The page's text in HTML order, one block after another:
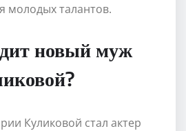
молодых талантов.
новый муж
Куликовой стал актер